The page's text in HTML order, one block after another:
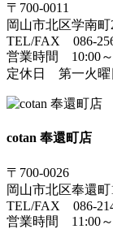
〒700-0011
岡山市北区学南町
TEL/FAX 086-
営業時間 10:00～
定休日 第一火曜
cotan 奉還町店
〒700-0026
岡山市北区奉還町
TEL/FAX 086-
営業時間 11:00～